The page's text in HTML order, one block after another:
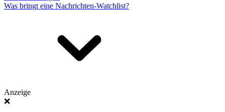
Was bringt eine Nachrichten-Watchlist?
Anzeige
❌